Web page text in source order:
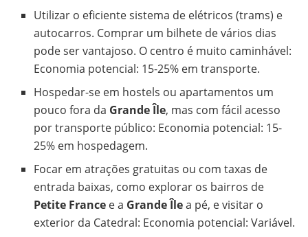
Utilizar o eficiente sistema de elétricos (trams) e
autocarros. Comprar um bilhete de vários dias
pode ser vantajoso. O centro é muito caminhável:
Economia potencial: 15-25% em transporte.
Hospedar-se em hostels ou apartamentos um
pouco fora da Grande Île, mas com fácil acesso
por transporte público: Economia potencial: 15-
25% em hospedagem.
Focar em atrações gratuitas ou com taxas de
entrada baixas, como explorar os bairros de
Petite France e a Grande Îlea pé, e visitar o
exterior da Catedral: Economia potencial: Variável.